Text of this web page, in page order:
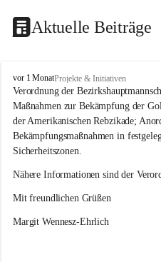
Aktuelle Beiträge
O
s
l
i
p
vor 1 MonatProjekte & Initiativen
Verordnung der
Maßnahmen zur Bekämpfung der
der Amerikanischen Rebzikade;
Bekämpfungsmaßnahmen in
Sicherheitszonen.
Nähere Informationen sind der
Mit freundlichen Grüßen
Margit Wennesz-Ehrlich